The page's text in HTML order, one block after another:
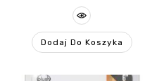
Dodaj Do Koszyka